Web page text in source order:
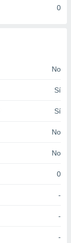
0
No
Sí
Sí
No
No
0
-
-
-